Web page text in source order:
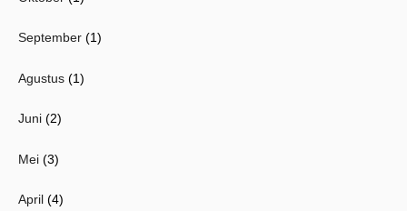
September (1)
Agustus (1)
Juni (2)
Mei (3)
April (4)